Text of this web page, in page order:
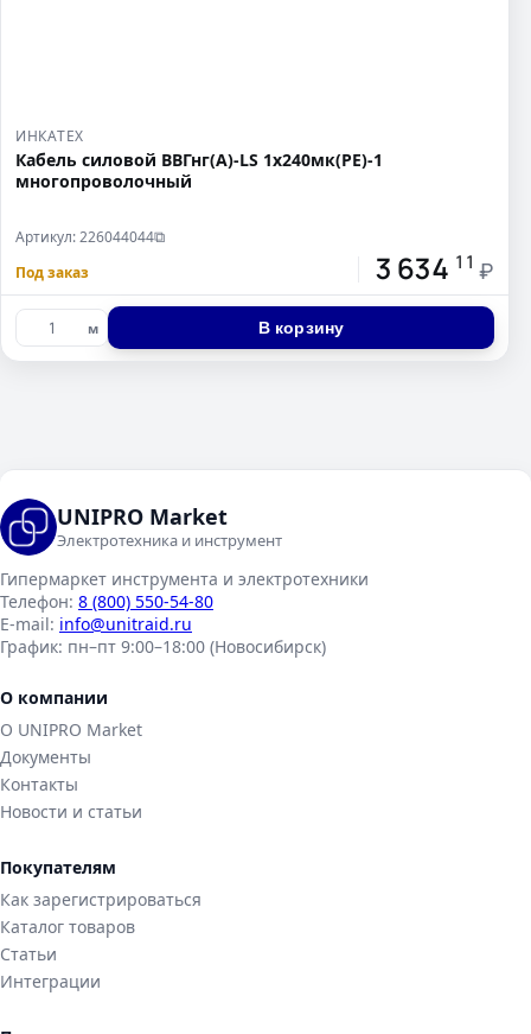
ИНКАТЕХ
Кабель силовой ВВГнг(А)-LS 1х240мк(PE)-1
многопроволочный
Артикул: 226044044⧉
Под заказ 3 634 11 ₽
м В корзину
UNIPRO Market
Электротехника и инструмент
Гипермаркет инструмента и электротехники
Телефон: 8 (800) 550-54-80
E-mail: info@unitraid.ru
График: пн–пт 9:00–18:00 (Новосибирск)
О компании
О UNIPRO Market
Документы
Контакты
Новости и статьи
Покупателям
Как зарегистрироваться
Каталог товаров
Статьи
Интеграции